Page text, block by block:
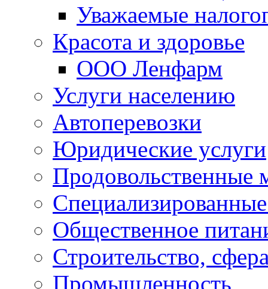
Уважаемые
Красота и здоровье
ООО Ленфарм
Услуги населению
Автоперевозки
Юридические услуги
Продовольственные
Общественное
Строительство,
Промышленность